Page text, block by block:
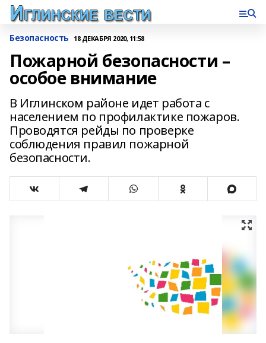
Безопасность 18 ДЕКАБРЯ 2020, 11:58
Пожарной безопасности –
особое внимание
В Иглинском районе идет работа с
населением по профилактике пожаров.
Проводятся рейды по проверке
соблюдения правил пожарной
безопасности.